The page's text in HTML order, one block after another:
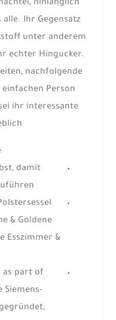
hinlänglich
alle. Ihr Gegensatz
unter anderem
echter Hingucker.
nachfolgende
Person
ihr interessante
damit
& Goldene
Esszimmer &
as part of
Siemens-